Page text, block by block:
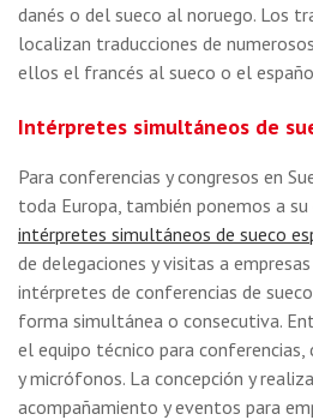
danés o del sueco al noruego. Los
localizan traducciones de
ellos el francés al sueco o el
Intérpretes simultáneos de
Para conferencias y congresos en
toda Europa, también ponemos a
intérpretes simultáneos de sueco
de delegaciones y visitas a
intérpretes de conferencias de
forma simultánea o consecutiva.
el equipo técnico para conferencias,
y micrófonos. La concepción y
acompañamiento y eventos para